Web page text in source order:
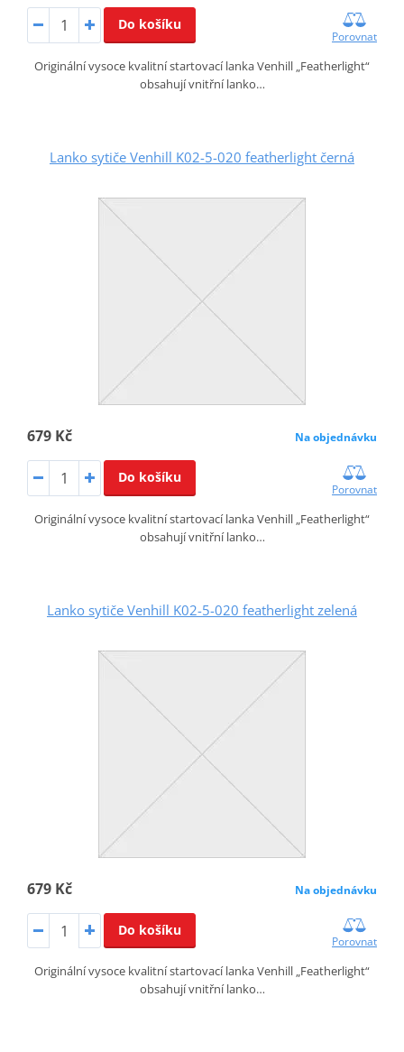
Do košíku
Porovnat
Originální vysoce kvalitní startovací lanka Venhill „Featherlight“
obsahují vnitřní lanko…
Lanko sytiče Venhill K02-5-020 featherlight černá
679 Kč Na objednávku
Do košíku
Porovnat
Originální vysoce kvalitní startovací lanka Venhill „Featherlight“
obsahují vnitřní lanko…
Lanko sytiče Venhill K02-5-020 featherlight zelená
679 Kč Na objednávku
Do košíku
Porovnat
Originální vysoce kvalitní startovací lanka Venhill „Featherlight“
obsahují vnitřní lanko…